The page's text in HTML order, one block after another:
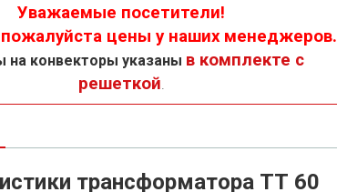
Уважаемые посетители!
цены у наших менеджеров.
на конвекторы указаны в комплекте с
решеткой.
трансформатора ТТ 60